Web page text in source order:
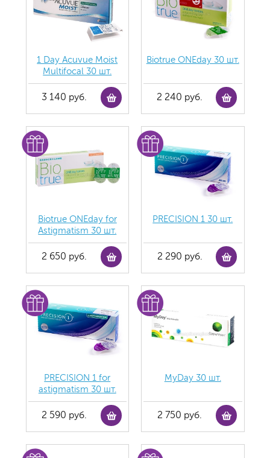
1 Day Acuvue Moist
Multifocal 30 шт.
3 140 руб.
Biotrue ONEday 30 шт.
2 240 руб.
Biotrue ONEday for
Astigmatism 30 шт.
2 650 руб.
PRECISION 1 30 шт.
2 290 руб.
PRECISION 1 for
astigmatism 30 шт.
2 590 руб.
MyDay 30 шт.
2 750 руб.